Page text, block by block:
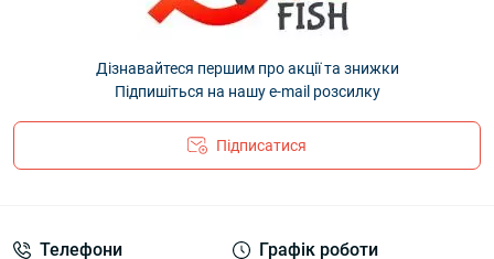
Дізнавайтеся першим про акції та знижки
Підпишіться на нашу e-mail розсилку
Підписатися
Телефони Графік роботи